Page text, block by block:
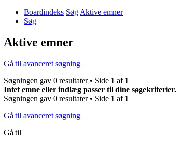
Boardindeks SøgAktive emner
Søg
Aktive emner
Gå til avanceret søgning
Søgningen gav 0 resultater • Side 1 af 1
Intet emne eller indlæg passer til dine søgekriterier.
Søgningen gav 0 resultater • Side 1 af 1
Gå til avanceret søgning
Gå til